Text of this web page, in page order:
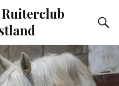
Ruiterclub